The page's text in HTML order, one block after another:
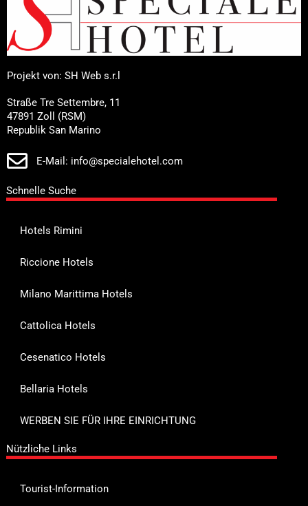
Projekt von: SH Web s.r.l
Straße Tre Settembre, 11
47891 Zoll (RSM)
Republik San Marino
E-Mail: info@specialehotel.com
Schnelle Suche
Hotels Rimini
Riccione Hotels
Milano Marittima Hotels
Cattolica Hotels
Cesenatico Hotels
Bellaria Hotels
WERBEN SIE FÜR IHRE EINRICHTUNG
Nützliche Links
Tourist-Information